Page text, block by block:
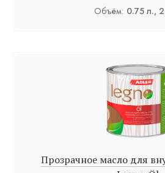
Объём: 0.75 л.,
Прозрачное масло для